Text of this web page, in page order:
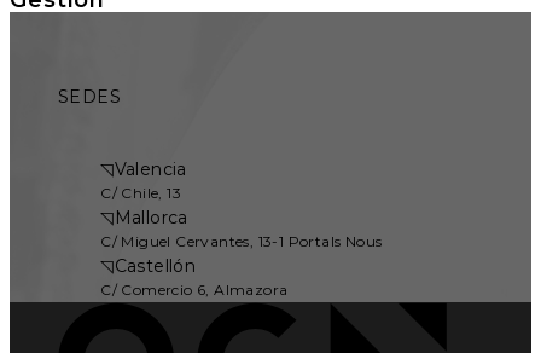
SEDES
◹Valencia
C/ Chile, 13
◹Mallorca
C/ Miguel Cervantes, 13-1 Portals Nous
◹Castellón
C/ Comercio 6, Almazora